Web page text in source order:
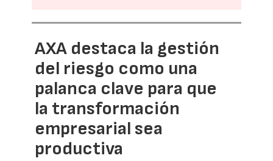
AXA destaca la gestión
del riesgo como una
palanca clave para que
la transformación
empresarial sea
productiva